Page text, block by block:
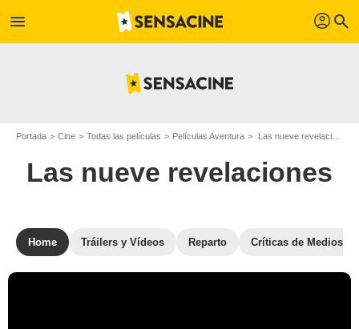
menu profil search
Portada Cine Todas las películas Películas Aventura Las nueve revelaciones
Las nueve revelaciones
Home Tráilers y Vídeos Reparto Críticas de Medios